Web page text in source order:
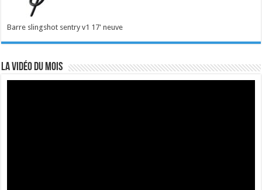
Barre slingshot sentry v1 17' neuve
La vidéo du mois